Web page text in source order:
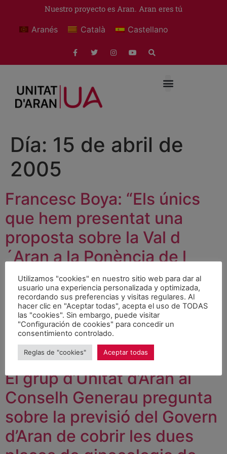
Nuestro proyecto es Aran. Aran eres tú
Aranés Català Castellano
Día: 15 de abril de
2005
Francesc Boya: “Els únics
que hem presentat una
proposta sobre la Val d
´Aran a la Ponència de l
´Estatut hem estat els
socialistes”
El diputat del grup PSC-CpC considera que la resta de
forces polítiques “haurien de lliurar a la Ponència
propostes concretes i per escrit, si volen treballar de
veritat per la Val d´Aran”.
El grup d’Unitat d’Aran al
Conselh Generau pregunta
sobre la previsió del Govern
d’Aran de cobrir les dues
Utilizamos "cookies" en nuestro sitio web para dar al
usuario una experiencia personalizada y optimizada,
recordando sus preferencias y visitas regulares. Al
hacer clic en "Aceptar todas", acepta el uso de TODAS
las "cookies". Sin embargo, puede visitar
"Configuración de cookies" para concedir un
consentimiento controlado.
Reglas de "cookies" Aceptar todas